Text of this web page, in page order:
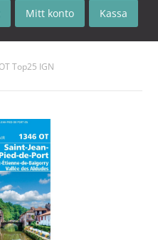
Mitt konto Kassa
Top25 IGN